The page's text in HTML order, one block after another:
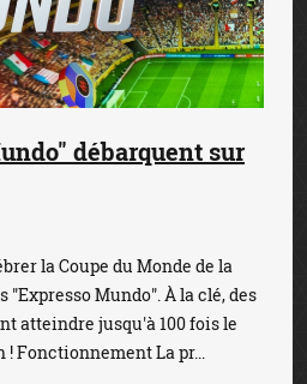
débarquent sur
la Coupe du Monde de la
"Expresso Mundo". À la clé, des
atteindre jusqu'à 100 fois le
Fonctionnement La pr...